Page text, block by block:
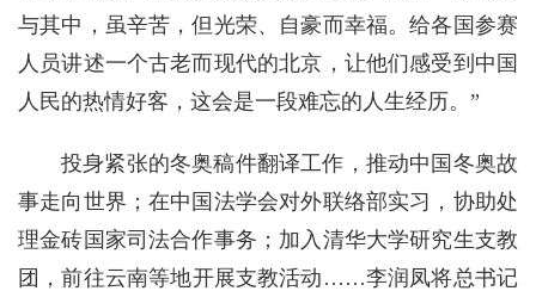
与其中，虽辛苦，但光荣、自豪而幸福。给各国参赛
人员讲述一个古老而现代的北京，让他们感受到中国
人民的热情好客，这会是一段难忘的人生经历。”
投身紧张的冬奥稿件翻译工作，推动中国冬奥故
事走向世界；在中国法学会对外联络部实习，协助处
理金砖国家司法合作事务；加入清华大学研究生支教
团，前往云南等地开展支教活动……李润凤将总书记